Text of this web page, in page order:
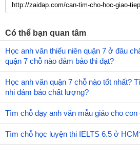
Có thể bạn quan tâm
Học anh văn thiếu niên quận 7 ở đâu
quận 7 chỗ nào đảm bảo thi đạt?
Học anh văn quận 7 chỗ nào tốt nhất?
nhi đảm bảo chất lượng?
Tìm chỗ dạy anh văn mẫu giáo cho con
Tìm chỗ học luyện thi IELTS 6.5 ở